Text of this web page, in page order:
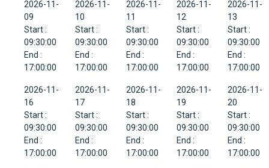
2026-11-
09
Start :
09:30:00
End :
17:00:00
2026-11-
10
Start :
09:30:00
End :
17:00:00
2026-11-
11
Start :
09:30:00
End :
17:00:00
2026-11-
12
Start :
09:30:00
End :
17:00:00
2026-11-
13
Start :
09:30:00
End :
17:00:00
2026-11-
16
Start :
09:30:00
End :
17:00:00
2026-11-
17
Start :
09:30:00
End :
17:00:00
2026-11-
18
Start :
09:30:00
End :
17:00:00
2026-11-
19
Start :
09:30:00
End :
17:00:00
2026-11-
20
Start :
09:30:00
End :
17:00:00